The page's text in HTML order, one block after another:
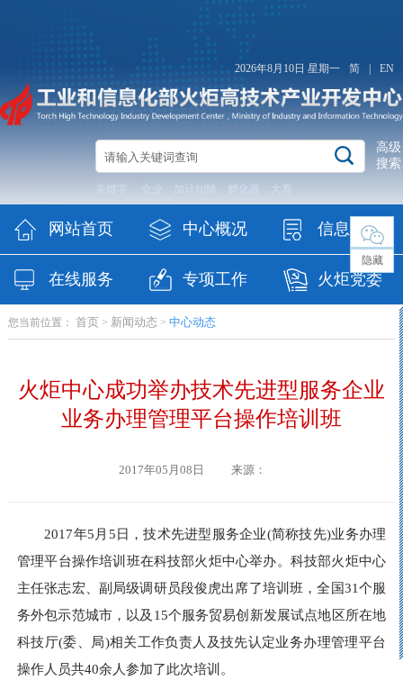
简 EN
2026年8月10日 星期一
高级
搜索
关键字： 企业 加计扣除 孵化器 大赛
网站首页 中心概况 信息公开
在线服务 专项工作 火炬党委
您当前位置： 首页 > 新闻动态 > 中心动态
火炬中心成功举办技术先进型服务企业
业务办理管理平台操作培训班
2017年05月08日 来源：
2017年5月5日，技术先进型服务企业(简称技先)业务办理
管理平台操作培训班在科技部火炬中心举办。科技部火炬中心
主任张志宏、副局级调研员段俊虎出席了培训班，全国31个服
务外包示范城市，以及15个服务贸易创新发展试点地区所在地
科技厅(委、局)相关工作负责人及技先认定业务办理管理平台
操作人员共40余人参加了此次培训。
隐藏